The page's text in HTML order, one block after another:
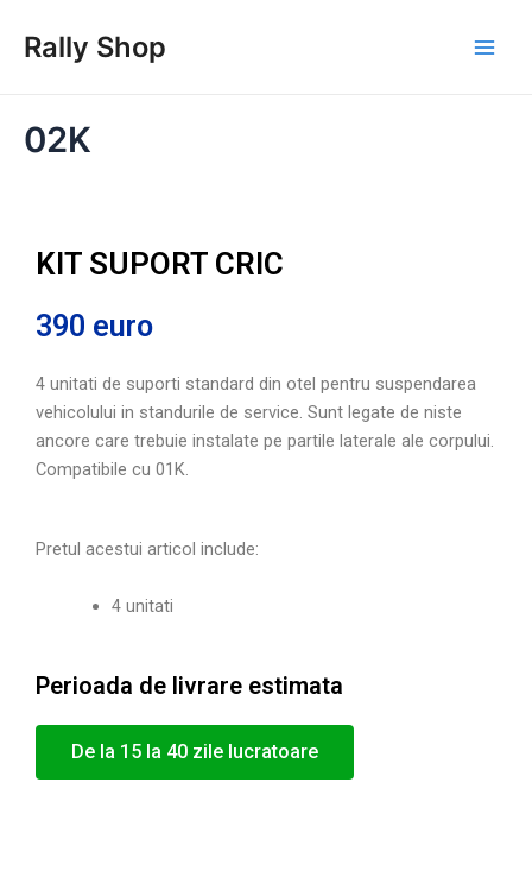
Rally Shop
02K
KIT SUPORT CRIC
390 euro
4 unitati de suporti standard din otel pentru suspendarea
vehicolului in standurile de service. Sunt legate de niste
ancore care trebuie instalate pe partile laterale ale corpului.
Compatibile cu 01K.
Pretul acestui articol include:
4 unitati
Perioada de livrare estimata
De la 15 la 40 zile lucratoare